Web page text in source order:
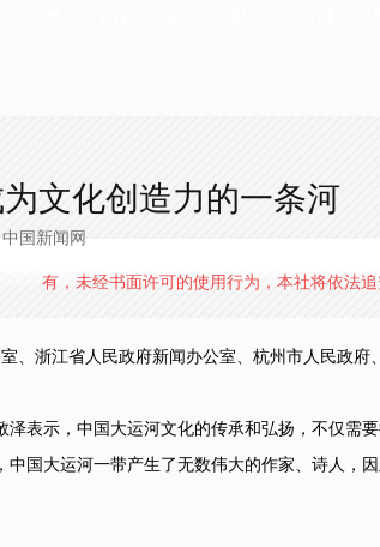
文化创造力的一条河
国新闻网
有，未经书面许可的使用行为，本社将依法追
浙江省人民政府新闻办公室、杭州市人民政府
示，中国大运河文化的传承和弘扬，不仅需要
中国大运河一带产生了无数伟大的作家、诗人，